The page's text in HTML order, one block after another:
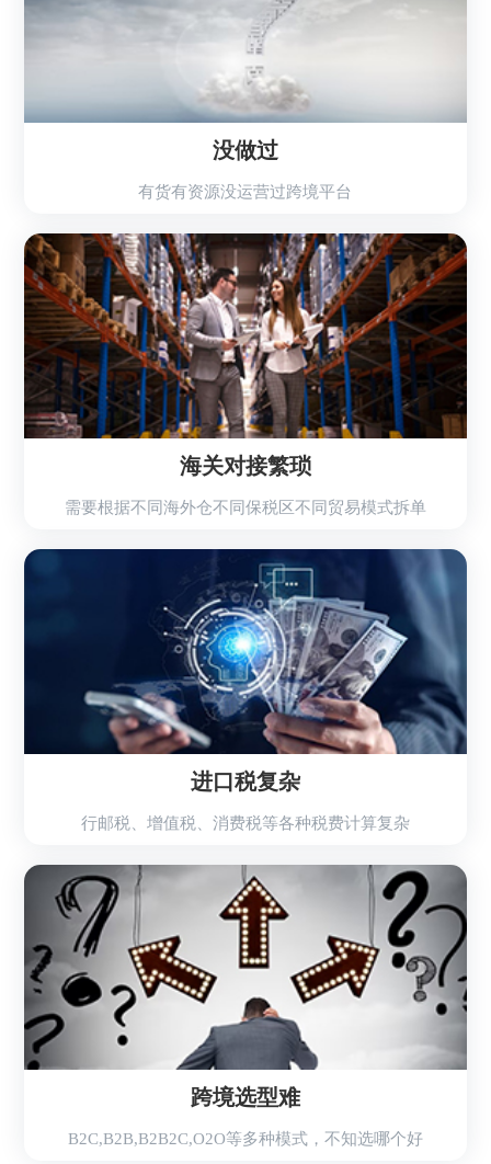
没做过
有货有资源没运营过跨境平台
海关对接繁琐
需要根据不同海外仓不同保税区不同贸易模式拆单
进口税复杂
行邮税、增值税、消费税等各种税费计算复杂
跨境选型难
B2C,B2B,B2B2C,O2O等多种模式，不知选哪个好